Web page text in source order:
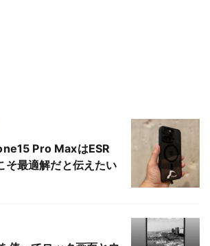
Pro MaxはESR
最適解だと伝えたい